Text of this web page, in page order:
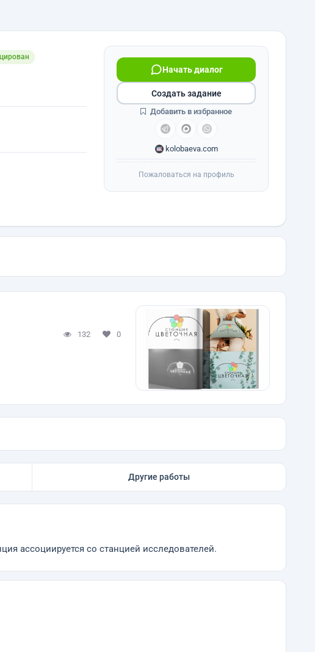
Начать диалог
kolobaeva.com
Создать задание
Добавить в избранное
Пожаловаться на профиль
132 0
Другие работы
ассоциируется со станцией исследователей.